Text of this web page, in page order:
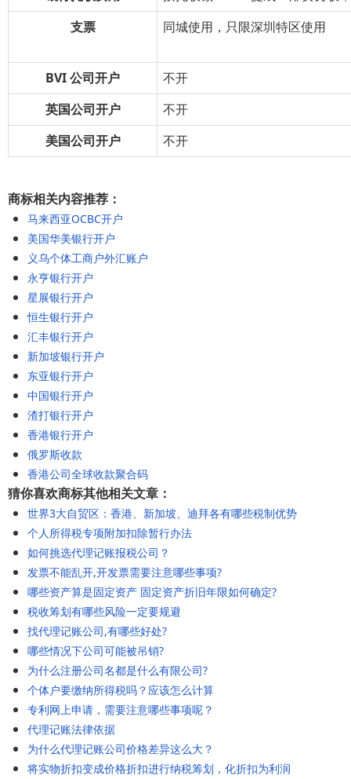
支票
同城使用，只限深圳特区使用
BVI 公司开户
不开
英国公司开户
不开
美国公司开户
不开
商标相关内容推荐：
马来西亚OCBC开户
美国华美银行开户
义乌个体工商户外汇账户
永亨银行开户
星展银行开户
恒生银行开户
汇丰银行开户
新加坡银行开户
东亚银行开户
中国银行开户
渣打银行开户
香港银行开户
俄罗斯收款
香港公司全球收款聚合码
猜你喜欢商标其他相关文章：
世界3大自贸区：香港、新加坡、迪拜各有哪些税制优势
个人所得税专项附加扣除暂行办法
如何挑选代理记账报税公司？
发票不能乱开,开发票需要注意哪些事项?
哪些资产算是固定资产 固定资产折旧年限如何确定?
税收筹划有哪些风险一定要规避
找代理记账公司,有哪些好处?
哪些情况下公司可能被吊销?
为什么注册公司名都是什么有限公司?
个体户要缴纳所得税吗？应该怎么计算
专利网上申请，需要注意哪些事项呢？
代理记账法律依据
为什么代理记账公司价格差异这么大？
将实物折扣变成价格折扣进行纳税筹划，化折扣为利润